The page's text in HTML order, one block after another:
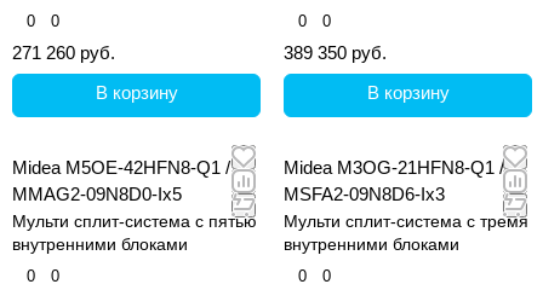
0 0
271 260 руб.
В корзину
блоками
0 0
389 350 руб.
В корзину
Midea M5OE-42HFN8-Q1 /
MMAG2-09N8D0-Ix5
Мульти сплит-система с пятью
внутренними блоками
0 0
Midea M3OG-21HFN8-Q1 /
MSFA2-09N8D6-Ix3
Мульти сплит-система с тремя
внутренними блоками
0 0